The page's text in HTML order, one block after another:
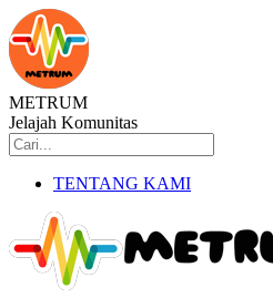
METRUM
Jelajah Komunitas
TENTANG KAMI